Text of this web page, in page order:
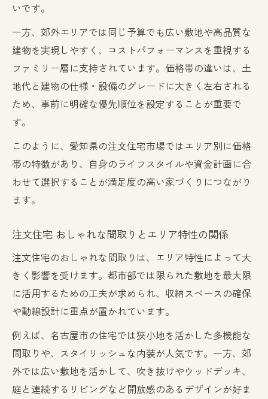
いです。
一方、郊外エリアでは同じ予算でも広い敷地や高品質な
建物を実現しやすく、コストパフォーマンスを重視する
ファミリー層に支持されています。価格帯の違いは、土
地代と建物の仕様・設備のグレードに大きく左右される
ため、事前に明確な優先順位を設定することが重要で
す。
このように、愛知県の注文住宅市場ではエリア別に価格
帯の特徴があり、自身のライフスタイルや資金計画に合
わせて選択することが満足度の高い家づくりにつながり
ます。
注文住宅 おしゃれな間取りとエリア特性の関係
注文住宅のおしゃれな間取りは、エリア特性によって大
きく影響を受けます。都市部では限られた敷地を最大限
に活用するための工夫が求められ、収納スペースの確保
や動線設計に重点が置かれています。
例えば、名古屋市の住宅では狭小地を活かした多機能な
間取りや、スタイリッシュな内装が人気です。一方、郊
外では広い敷地を活かして、吹き抜けやウッドデッキ、
庭と連続するリビングなど開放感のあるデザインが好ま